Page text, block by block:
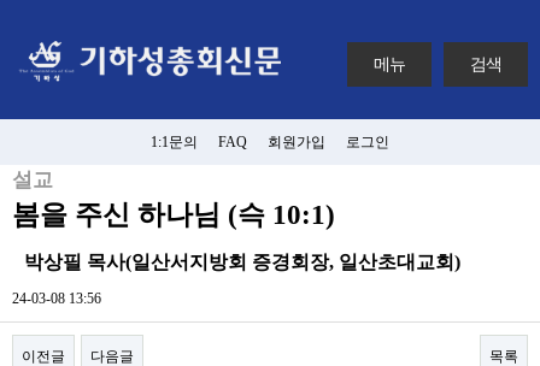
메뉴 검색
1:1문의 FAQ 회원가입 로그인
설교
봄을 주신 하나님 (슥 10:1)
박상필 목사(일산서지방회 증경회장, 일산초대교회)
24-03-08 13:56
이전글 다음글 목록